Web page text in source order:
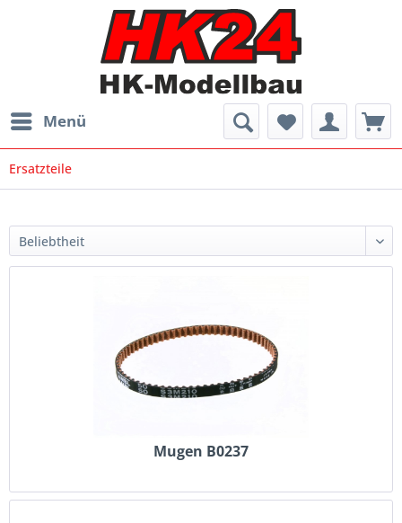
Menü
Ersatzteile
Mugen B0237